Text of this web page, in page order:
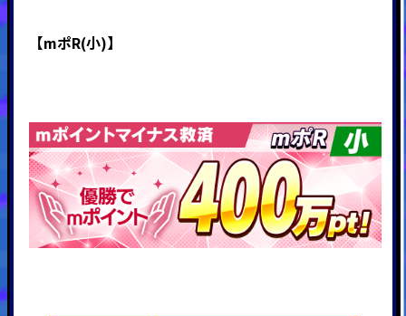
【mポR(小)】